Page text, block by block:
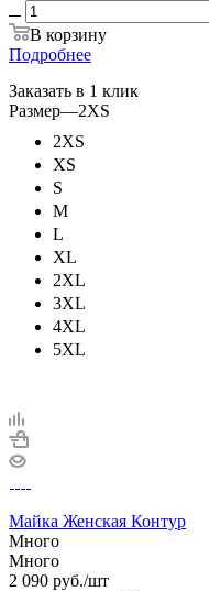
В корзину
Подробнее
Заказать в 1 клик
Размер—2XS
2XS
XS
S
M
L
XL
2XL
3XL
4XL
5XL
Майка Женская Контур
Много
Много
2 090 руб./шт